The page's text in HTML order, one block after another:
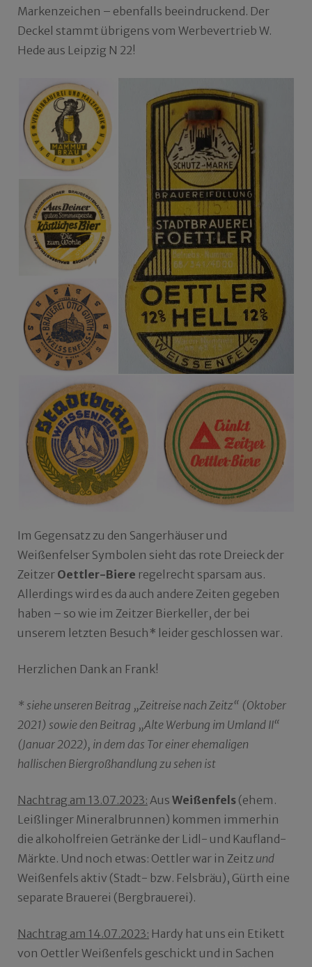
Markenzeichen – ebenfalls beeindruckend. Der
Deckel stammt übrigens vom Werbevertrieb W.
Hede aus Leipzig N 22!
Im Gegensatz zu den Sangerhäuser und
Weißenfelser Symbolen sieht das rote Dreieck der
Zeitzer Oettler-Biere regelrecht sparsam aus.
Allerdings wird es da auch andere Zeiten gegeben
haben – so wie im Zeitzer Bierkeller, der bei
unserem letzten Besuch* leider geschlossen war.
Herzlichen Dank an Frank!
* siehe unseren Beitrag „Zeitreise nach Zeitz“ (Oktober
2021) sowie den Beitrag „Alte Werbung im Umland II“
(Januar 2022), in dem das Tor einer ehemaligen
hallischen Biergroßhandlung zu sehen ist
Nachtrag am 13.07.2023: Aus Weißenfels (ehem.
Leißlinger Mineralbrunnen) kommen immerhin
die alkoholfreien Getränke der Lidl- und Kaufland-
Märkte. Und noch etwas: Oettler war in Zeitz und
Weißenfels aktiv (Stadt- bzw. Felsbräu), Gürth eine
separate Brauerei (Bergbrauerei).
Nachtrag am 14.07.2023: Hardy hat uns ein Etikett
von Oettler Weißenfels geschickt und in Sachen